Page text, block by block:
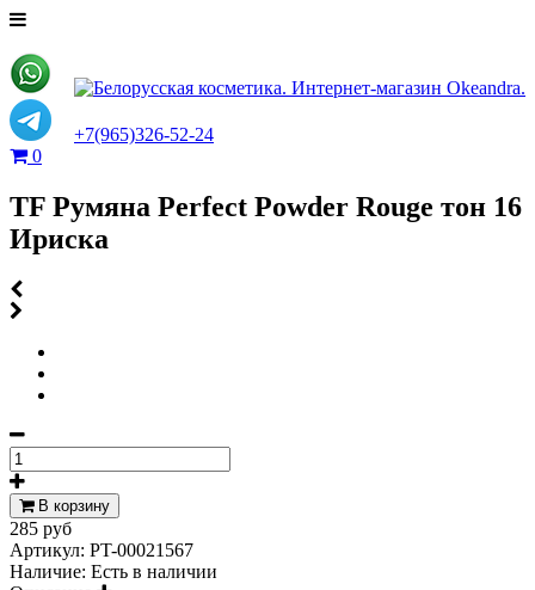
+7(965)326-52-24
0
TF Румяна Perfect Powder Rouge тон 16
Ириска
В корзину
285 руб
Артикул: PT-00021567
Наличие: Есть в наличии